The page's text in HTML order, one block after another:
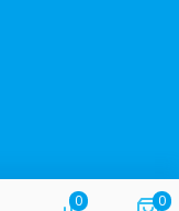
0 0